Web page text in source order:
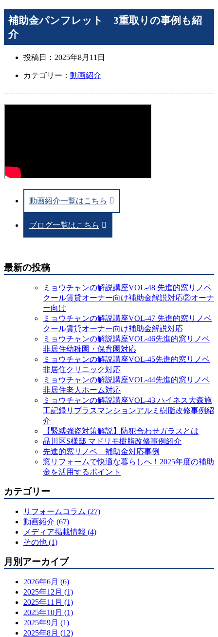
補助金パンフレット 3重取りの事例も紹
介
投稿日： 2025年8月11日
カテゴリー： 動画紹介
動画紹介一覧はこちら
ブログ一覧はこちら
最新の投稿
ミョウチャンの解説講座VOL-48 先進的窓リノベ
クール賃貸オーナー向け補助金解説対応②オーナ
ー向け
ミョウチャンの解説講座VOL-47 先進的窓リノベ
クール賃貸オーナー向け補助金解説対応
ミョウチャンの解説講座VOL-46先進的窓リノベ
非居住幼稚園・保育園対応
ミョウチャンの解説講座VOL-45先進的窓リノベ
非居住クリニック対応
ミョウチャンの解説講座VOL-44先進的窓リノベ
非居住老人ホーム対応
ミョウチャンの解説講座VOL-43 ハイネス大森施
工記録リプラスマンションアルミ樹脂改修事例紹
介
【緊縛強盗対策解説】防犯合わせガラスとは
品川区S様邸 マドリモ樹脂改修事例紹介
先進的窓リノベ 補助金対応事例
窓リフォームで快適な暮らしへ！2025年度の補助
金を活用するポイント
カテゴリー
リフォームコラム (27)
動画紹介 (67)
メディア掲載情報 (4)
その他 (1)
月別アーカイブ
2026年6月 (6)
2025年12月 (1)
2025年11月 (1)
2025年10月 (1)
2025年9月 (1)
2025年8月 (12)